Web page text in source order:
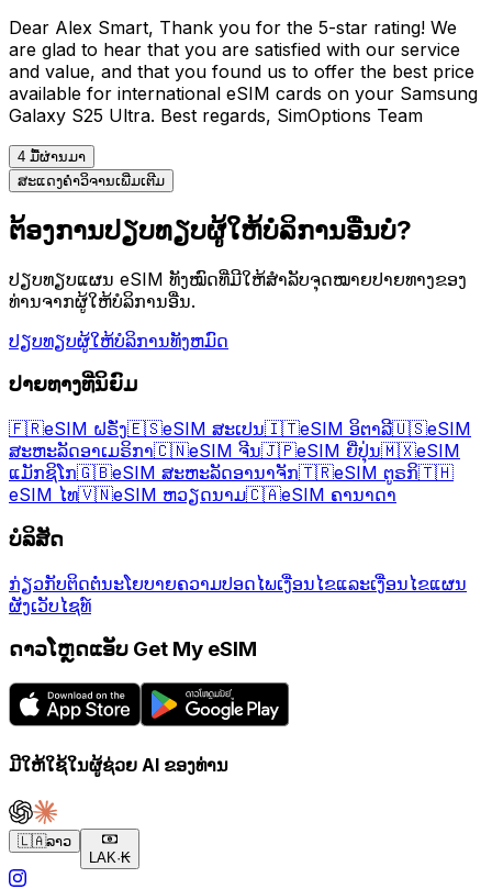
Dear Alex Smart, Thank you for the 5-star rating! We
are glad to hear that you are satisfied with our service
and value, and that you found us to offer the best price
available for international eSIM cards on your Samsung
Galaxy S25 Ultra. Best regards, SimOptions Team
4 ມື້ຜ່ານມາ
ສະແດງຄໍາວິຈານເພີ່ມເຕີມ
ຕ້ອງການປຽບທຽບຜູ້ໃຫ້ບໍລິການອື່ນບໍ?
ປຽບທຽບແຜນ eSIM ທັງໝົດທີ່ມີໃຫ້ສຳລັບຈຸດໝາຍປາຍທາງຂອງ
ທ່ານຈາກຜູ້ໃຫ້ບໍລິການອື່ນ.
ປຽບທຽບຜູ້ໃຫ້ບໍລິການທັງຫມົດ
ປາຍທາງທີ່ນິຍົມ
🇫🇷eSIM ຝຣັ່ງ🇪🇸eSIM ສະເປນ🇮🇹eSIM ອິຕາລີ🇺🇸eSIM
ສະຫະລັດອາເມຣິກາ🇨🇳eSIM ຈີນ🇯🇵eSIM ຍີ່ປຸ່ນ🇲🇽eSIM
ແມັກຊິໂກ🇬🇧eSIM ສະຫະລັດອານາຈັກ🇹🇷eSIM ຕູຣກິ🇹🇭
eSIM ໄທ🇻🇳eSIM ຫວຽດນາມ🇨🇦eSIM ຄານາດາ
ບໍລິສັດ
ກ່ຽວກັບຕິດຕໍ່ນະໂຍບາຍຄວາມປອດໄພເງື່ອນໄຂແລະເງື່ອນໄຂແຜນ
ຜັງເວັບໄຊທ໌
ດາວໂຫຼດແອັບ Get My eSIM
ມີໃຫ້ໃຊ້ໃນຜູ້ຊ່ວຍ AI ຂອງທ່ານ
🇱🇦ລາວ
LAK·₭